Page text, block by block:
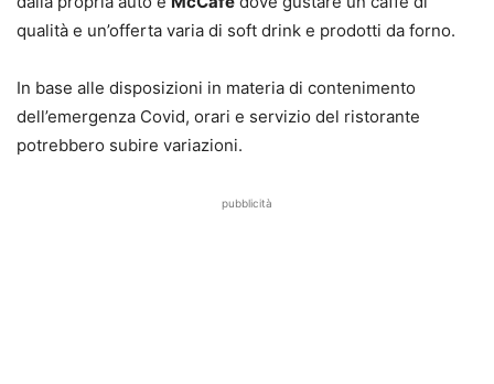
qualità e un’offerta varia di soft drink e prodotti da forno.
In base alle disposizioni in materia di contenimento
dell’emergenza Covid, orari e servizio del ristorante
potrebbero subire variazioni.
pubblicità